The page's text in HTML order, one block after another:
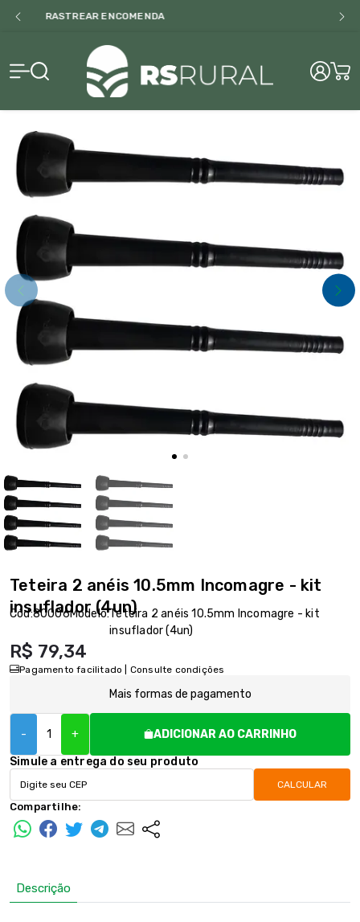
BAIXE NOSSO CATALOGO
RS Rural
Teteira 2 anéis 10.5mm Incomagre - kit
insuflador (4un)
Cód:80006Modelo:Teteira 2 anéis 10.5mm Incomagre - kit
insuflador (4un)
R$ 79,34
Pagamento facilitado | Consulte condições
Mais formas de pagamento
- +
ADICIONAR AO CARRINHO
Simule a entrega do seu produto
CALCULAR
Compartilhe:
Descrição